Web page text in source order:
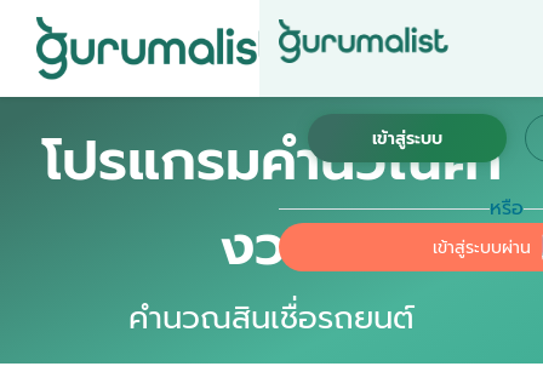
หรือ
เข้าสู่ระบบผ่าน
โปรแกรมคำนวณค่า
งวด
คำนวณสินเชื่อรถยนต์